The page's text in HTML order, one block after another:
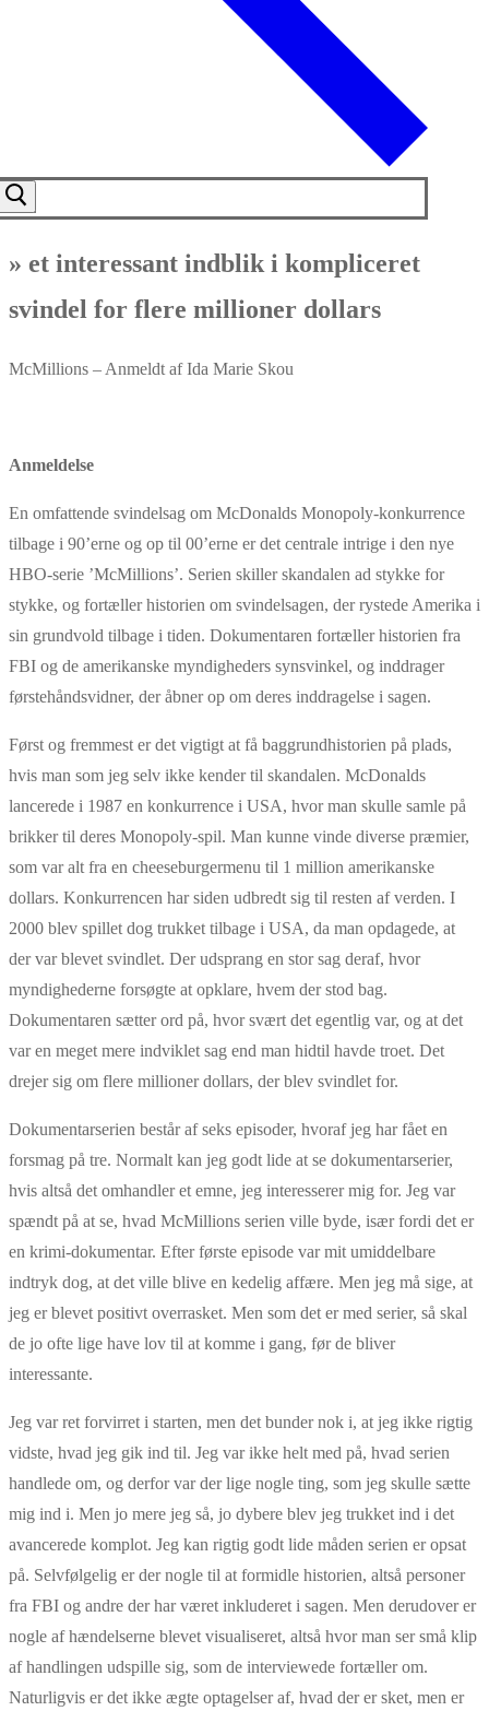
» et interessant indblik i kompliceret
svindel for flere millioner dollars
McMillions – Anmeldt af Ida Marie Skou
Anmeldelse
En omfattende svindelsag om McDonalds Monopoly-konkurrence
tilbage i 90’erne og op til 00’erne er det centrale intrige i den nye
HBO-serie ’McMillions’. Serien skiller skandalen ad stykke for
stykke, og fortæller historien om svindelsagen, der rystede Amerika i
sin grundvold tilbage i tiden. Dokumentaren fortæller historien fra
FBI og de amerikanske myndigheders synsvinkel, og inddrager
førstehåndsvidner, der åbner op om deres inddragelse i sagen.
Først og fremmest er det vigtigt at få baggrundhistorien på plads,
hvis man som jeg selv ikke kender til skandalen. McDonalds
lancerede i 1987 en konkurrence i USA, hvor man skulle samle på
brikker til deres Monopoly-spil. Man kunne vinde diverse præmier,
som var alt fra en cheeseburgermenu til 1 million amerikanske
dollars. Konkurrencen har siden udbredt sig til resten af verden. I
2000 blev spillet dog trukket tilbage i USA, da man opdagede, at
der var blevet svindlet. Der udsprang en stor sag deraf, hvor
myndighederne forsøgte at opklare, hvem der stod bag.
Dokumentaren sætter ord på, hvor svært det egentlig var, og at det
var en meget mere indviklet sag end man hidtil havde troet. Det
drejer sig om flere millioner dollars, der blev svindlet for.
Dokumentarserien består af seks episoder, hvoraf jeg har fået en
forsmag på tre. Normalt kan jeg godt lide at se dokumentarserier,
hvis altså det omhandler et emne, jeg interesserer mig for. Jeg var
spændt på at se, hvad McMillions serien ville byde, især fordi det er
en krimi-dokumentar. Efter første episode var mit umiddelbare
indtryk dog, at det ville blive en kedelig affære. Men jeg må sige, at
jeg er blevet positivt overrasket. Men som det er med serier, så skal
de jo ofte lige have lov til at komme i gang, før de bliver
interessante.
Jeg var ret forvirret i starten, men det bunder nok i, at jeg ikke rigtig
vidste, hvad jeg gik ind til. Jeg var ikke helt med på, hvad serien
handlede om, og derfor var der lige nogle ting, som jeg skulle sætte
mig ind i. Men jo mere jeg så, jo dybere blev jeg trukket ind i det
avancerede komplot. Jeg kan rigtig godt lide måden serien er opsat
på. Selvfølgelig er der nogle til at formidle historien, altså personer
fra FBI og andre der har været inkluderet i sagen. Men derudover er
nogle af hændelserne blevet visualiseret, altså hvor man ser små klip
af handlingen udspille sig, som de interviewede fortæller om.
Naturligvis er det ikke ægte optagelser af, hvad der er sket, men er